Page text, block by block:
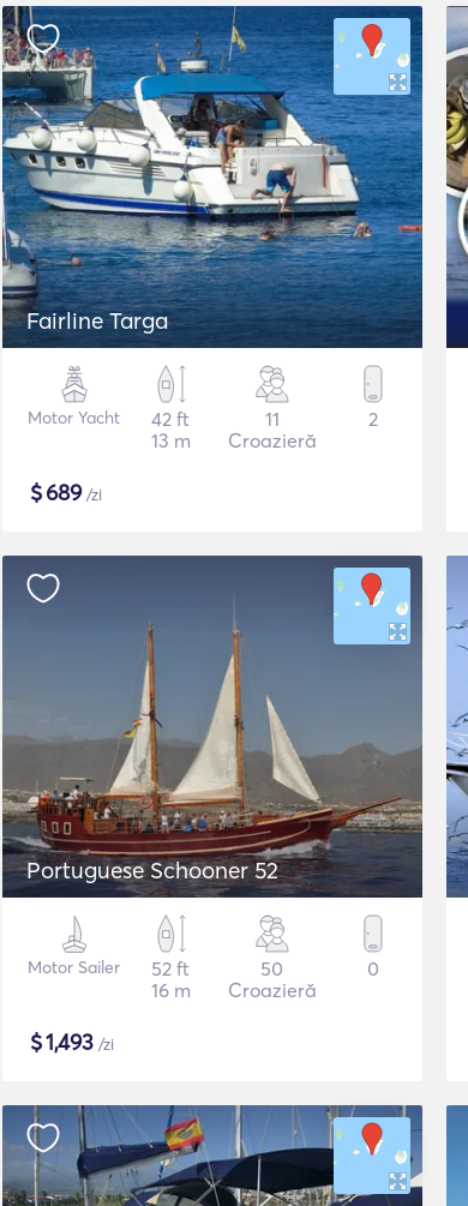
Fairline Targa
Motor Yacht
42 ft
13 m
11
Croazieră
2
$689/zi
Portuguese Schooner 52
Motor Sailer
52 ft
16 m
50
Croazieră
0
$1,493 /zi